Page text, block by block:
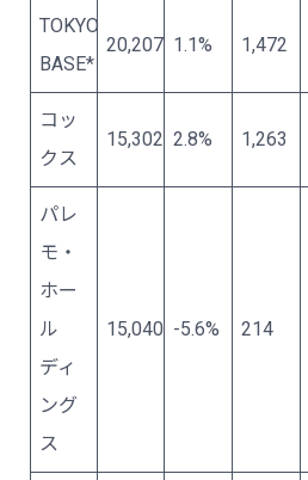
TOKYO
BASE*
20,207 1.1% 1,472
コッ
クス
15,302 2.8% 1,263
パレ
モ・
ホー
ル
ディ
ング
ス
15,040 -5.6% 214